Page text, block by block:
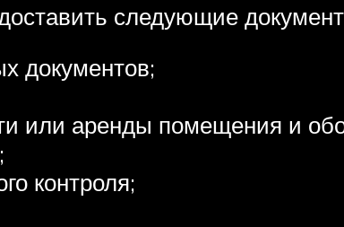
следующие
документов;
или аренды помещения и
контроля;